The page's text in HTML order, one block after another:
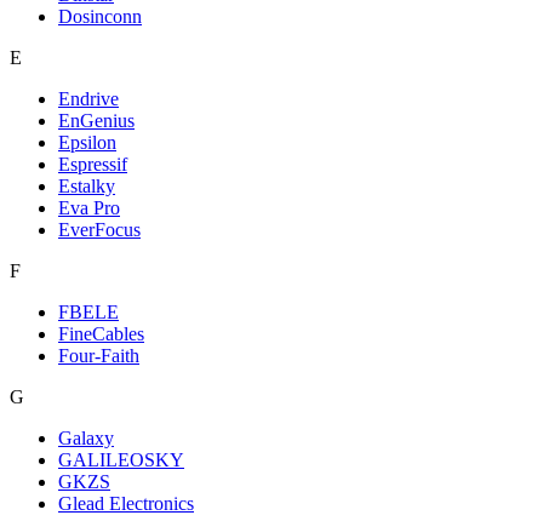
Dosinconn
E
Endrive
EnGenius
Epsilon
Espressif
Estalky
Eva Pro
EverFocus
F
FBELE
FineCables
Four-Faith
G
Galaxy
GALILEOSKY
GKZS
Glead Electronics